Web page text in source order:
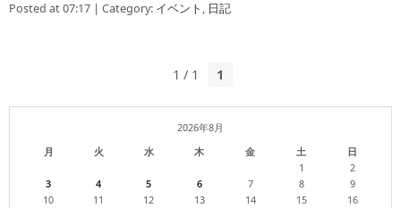
Posted at 07:17 | Category: イベント , 日記
1 / 1 1
2026年8月
月
火 水 木 金 土 日
1
2
3
4 5 6 7 8
9
10
11 12 13 14 15
16